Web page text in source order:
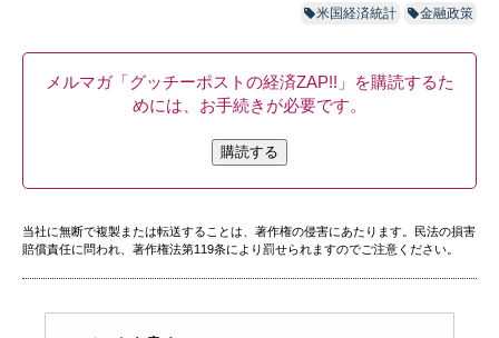
米国経済統計 金融政策
メルマガ「グッチーポストの経済ZAP!!」を購読するた
めには、お手続きが必要です。
購読する
当社に無断で複製または転送することは、著作権の侵害にあたります。民法の損害
賠償責任に問われ、著作権法第119条により罰せられますのでご注意ください。